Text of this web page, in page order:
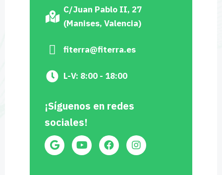
C/Juan Pablo II, 27
(Manises, Valencia)
fiterra@fiterra.es
L-V: 8:00 - 18:00
¡Síguenos en redes
sociales!